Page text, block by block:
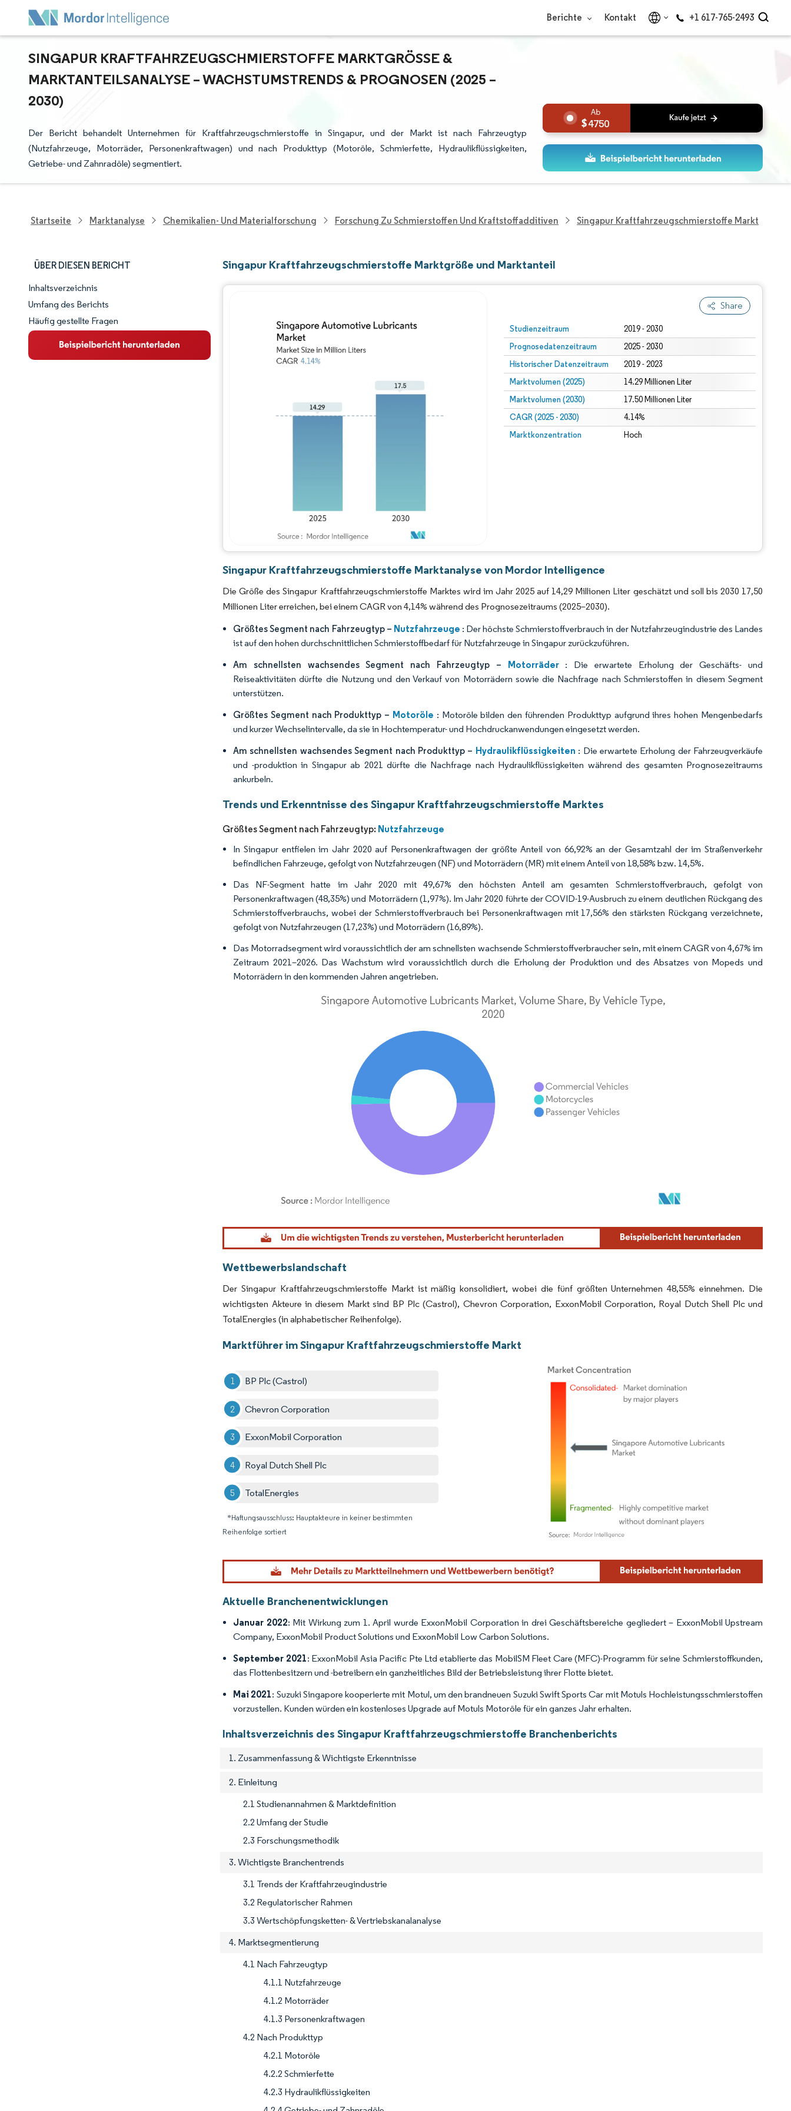
Berichte Kontakt +1 617-765-2493
SINGAPUR KRAFTFAHRZEUGSCHMIERSTOFFE MARKTGRÖSSE & M
ARKTANTEILSANALYSE – WACHSTUMSTRENDS & PROGNOSEN (2025 – 2
030)
Der Bericht behandelt Unternehmen für Kraftfahrzeugschmierstoffe in Singapur, und der Markt ist nach Fahrzeugtyp
(Nutzfahrzeuge, Motorräder, Personenkraftwagen) und nach Produkttyp (Motoröle, Schmierfette, Hydraulikflüssigkeiten,
Getriebe- und Zahnradöle) segmentiert.
4750
Startseite Marktanalyse Chemikalien- Und Materialforschung Forschung Zu Schmierstoffen Und Kraftstoffadditiven Singapur Kraftfahrzeugschmierstoffe Markt
ÜBER DIESEN BERICHT
Marktschnappschuss
Marktübersicht
Wichtige Markttrends
Inhaltsverzeichnis
Umfang des Berichts
Häufig gestellte Fragen
Singapur Kraftfahrzeugschmierstoffe Marktgröße und Marktanteil
Share
Studienzeitraum 2019 - 2030
Prognosedatenzeitraum 2025 - 2030
Historischer Datenzeitraum 2019 - 2023
Marktvolumen (2025) 14.29 Millionen Liter
Marktvolumen (2030) 17.50 Millionen Liter
CAGR (2025 - 2030) 4.14%
Marktkonzentration Hoch
Singapur Kraftfahrzeugschmierstoffe Marktanalyse von Mordor Intelligence
Die Größe des Singapur Kraftfahrzeugschmierstoffe Marktes wird im Jahr 2025 auf 14,29 Millionen Liter geschätzt und soll bis 2030 17,50
Millionen Liter erreichen, bei einem CAGR von 4,14% während des Prognosezeitraums (2025–2030).
Größtes Segment nach Fahrzeugtyp – Nutzfahrzeuge : Der höchste Schmierstoffverbrauch in der Nutzfahrzeugindustrie des Landes
ist auf den hohen durchschnittlichen Schmierstoffbedarf für Nutzfahrzeuge in Singapur zurückzuführen.
Am schnellsten wachsendes Segment nach Fahrzeugtyp – Motorräder: Die erwartete Erholung der Geschäfts- und
Reiseaktivitäten dürfte die Nutzung und den Verkauf von Motorrädern sowie die Nachfrage nach Schmierstoffen in diesem Segment
unterstützen.
Größtes Segment nach Produkttyp – Motoröle : Motoröle bilden den führenden Produkttyp aufgrund ihres hohen Mengenbedarfs
und kurzer Wechselintervalle, da sie in Hochtemperatur- und Hochdruckanwendungen eingesetzt werden.
Am schnellsten wachsendes Segment nach Produkttyp – Hydraulikflüssigkeiten : Die erwartete Erholung der Fahrzeugverkäufe
und -produktion in Singapur ab 2021 dürfte die Nachfrage nach Hydraulikflüssigkeiten während des gesamten Prognosezeitraums
ankurbeln.
Trends und Erkenntnisse des Singapur Kraftfahrzeugschmierstoffe Marktes
Größtes Segment nach Fahrzeugtyp: Nutzfahrzeuge
In Singapur entfielen im Jahr 2020 auf Personenkraftwagen der größte Anteil von 66,92% an der Gesamtzahl der im Straßenverkehr
befindlichen Fahrzeuge, gefolgt von Nutzfahrzeugen (NF) und Motorrädern (MR) mit einem Anteil von 18,58% bzw. 14,5%.
Das NF-Segment hatte im Jahr 2020 mit 49,67% den höchsten Anteil am gesamten Schmierstoffverbrauch, gefolgt von
Personenkraftwagen (48,35%) und Motorrädern (1,97%). Im Jahr 2020 führte der COVID-19-Ausbruch zu einem deutlichen Rückgang des
Schmierstoffverbrauchs, wobei der Schmierstoffverbrauch bei Personenkraftwagen mit 17,56% den stärksten Rückgang verzeichnete,
gefolgt von Nutzfahrzeugen (17,23%) und Motorrädern (16,89%).
Das Motorradsegment wird voraussichtlich der am schnellsten wachsende Schmierstoffverbraucher sein, mit einem CAGR von 4,67% im
Zeitraum 2021–2026. Das Wachstum wird voraussichtlich durch die Erholung der Produktion und des Absatzes von Mopeds und
Motorrädern in den kommenden Jahren angetrieben.
Bild © Mordor Intelligence. Wiederverwendung erfordert Namensnennung gemäß CC BY 4.0.
Wettbewerbslandschaft
Der Singapur Kraftfahrzeugschmierstoffe Markt ist mäßig konsolidiert, wobei die fünf größten Unternehmen 48,55% einnehmen. Die
wichtigsten Akteure in diesem Markt sind BP Plc (Castrol), Chevron Corporation, ExxonMobil Corporation, Royal Dutch Shell Plc und
TotalEnergies (in alphabetischer Reihenfolge).
Marktführer im Singapur Kraftfahrzeugschmierstoffe Markt
BP Plc (Castrol)
Chevron Corporation
ExxonMobil Corporation
Royal Dutch Shell Plc
TotalEnergies
*Haftungsausschluss: Hauptakteure in keiner bestimmten
Reihenfolge sortiert
Bild © Mordor Intelligence. Wiederverwendung erfordert Namensnennung gemäß CC BY 4.0.
Aktuelle Branchenentwicklungen
Januar 2022: Mit Wirkung zum 1. April wurde ExxonMobil Corporation in drei Geschäftsbereiche gegliedert – ExxonMobil Upstream
Company, ExxonMobil Product Solutions und ExxonMobil Low Carbon Solutions.
September 2021: ExxonMobil Asia Pacific Pte Ltd etablierte das MobilSM Fleet Care (MFC)-Programm für seine Schmierstoffkunden,
das Flottenbesitzern und -betreibern ein ganzheitliches Bild der Betriebsleistung ihrer Flotte bietet.
Mai 2021: Suzuki Singapore kooperierte mit Motul, um den brandneuen Suzuki Swift Sports Car mit Motuls Hochleistungsschmierstoffen
vorzustellen. Kunden würden ein kostenloses Upgrade auf Motuls Motoröle für ein ganzes Jahr erhalten.
Inhaltsverzeichnis des Singapur Kraftfahrzeugschmierstoffe Branchenberichts
1. Zusammenfassung & Wichtigste Erkenntnisse
2. Einleitung
2.1 Studienannahmen & Marktdefinition
2.2 Umfang der Studie
2.3 Forschungsmethodik
3. Wichtigste Branchentrends
3.1 Trends der Kraftfahrzeugindustrie
3.2 Regulatorischer Rahmen
3.3 Wertschöpfungsketten- & Vertriebskanalanalyse
4. Marktsegmentierung
4.1 Nach Fahrzeugtyp
4.1.1 Nutzfahrzeuge
4.1.2 Motorräder
4.1.3 Personenkraftwagen
4.2 Nach Produkttyp
4.2.1 Motoröle
4.2.2 Schmierfette
4.2.3 Hydraulikflüssigkeiten